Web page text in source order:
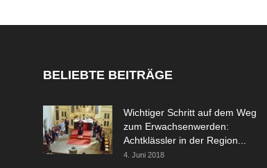
BELIEBTE BEITRÄGE
Wichtiger Schritt auf dem Weg
zum Erwachsenwerden:
Achtklässler in der Region...
4. Juni 2018